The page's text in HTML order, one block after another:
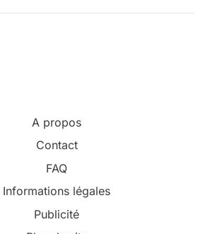
A propos
Contact
FAQ
Informations légales
Publicité